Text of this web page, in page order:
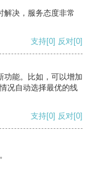
解决，服务态度非常
支持[0] 反对[0]
功能。比如，可以增加
况自动选择最优的线
支持[0] 反对[0]